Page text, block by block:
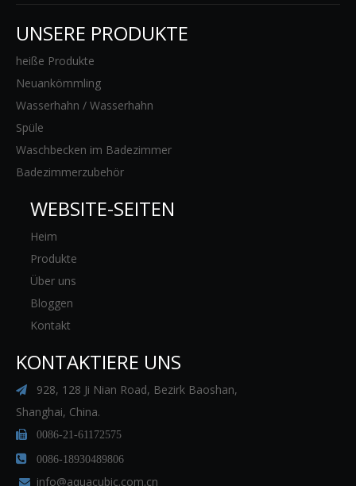
UNSERE PRODUKTE
heiße Produkte
Neuankömmling
Wasserhahn / Wasserhahn
Spüle
Waschbecken im Badezimmer
Badezimmerzubehör
WEBSITE-SEITEN
Heim
Produkte
Über uns
Bloggen
Kontakt
KONTAKTIERE UNS

928, 128 Ji Nian Road, Bezirk Baoshan,
Shanghai, China.
 0086-21-61172575
 0086-18930489806
 info@aquacubic.com.cn